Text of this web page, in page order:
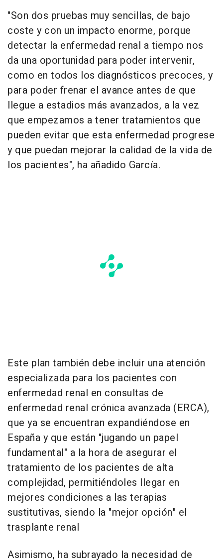
"Son dos pruebas muy sencillas, de bajo
coste y con un impacto enorme, porque
detectar la enfermedad renal a tiempo nos
da una oportunidad para poder intervenir,
como en todos los diagnósticos precoces, y
para poder frenar el avance antes de que
llegue a estadios más avanzados, a la vez
que empezamos a tener tratamientos que
pueden evitar que esta enfermedad progrese
y que puedan mejorar la calidad de la vida de
los pacientes", ha añadido García.
Este plan también debe incluir una atención
especializada para los pacientes con
enfermedad renal en consultas de
enfermedad renal crónica avanzada (ERCA),
que ya se encuentran expandiéndose en
España y que están "jugando un papel
fundamental" a la hora de asegurar el
tratamiento de los pacientes de alta
complejidad, permitiéndoles llegar en
mejores condiciones a las terapias
sustitutivas, siendo la "mejor opción" el
trasplante renal
Asimismo, ha subrayado la necesidad de